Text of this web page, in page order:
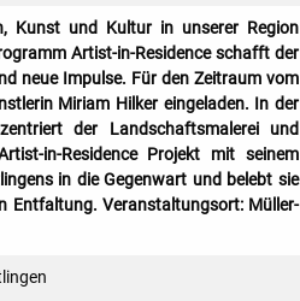
Kunst und Kultur in unserer Region
Artist-in-Residence schafft der
neue Impulse. Für den Zeitraum vom
Miriam Hilker eingeladen. In der
der Landschaftsmalerei und
in-Residence Projekt mit seinem
in die Gegenwart und belebt sie
Entfaltung. Veranstaltungsort: Müller-